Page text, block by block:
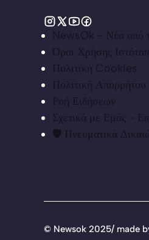
NewsOk - Νέα από
Όροι Χρήσης
Πολιτική Cookies
Πολιτική
Ροή Ειδήσεων
Σχετικά με Εμάς -
🛡️ Πνευματικά
© Newsok 2025/ made